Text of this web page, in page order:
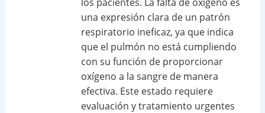
una expresión clara de un patrón
respiratorio ineficaz, ya que indica
que el pulmón no está cumpliendo
con su función de proporcionar
oxígeno a la sangre de manera
efectiva. Este estado requiere
evaluación y tratamiento urgentes